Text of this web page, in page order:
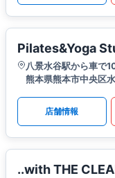
Pilates&Yoga
八景水谷駅から車で
熊本県熊本市中央区
店舗情報
..with THE